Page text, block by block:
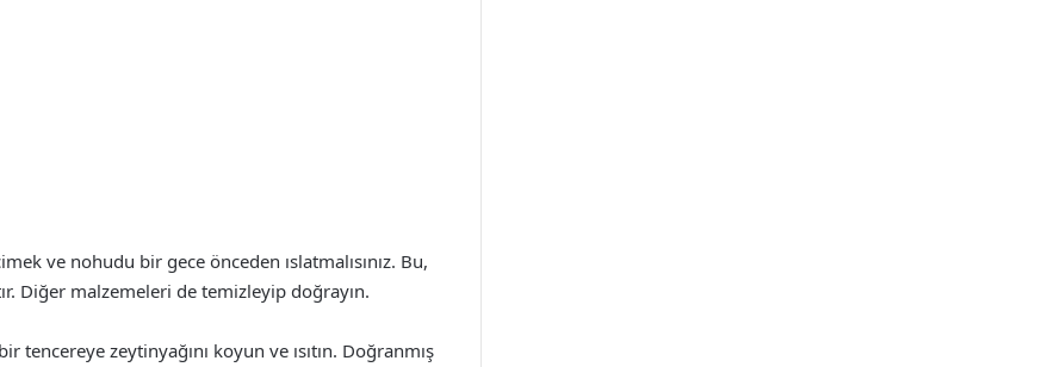
ve nohudu bir gece önceden ıslatmalısınız. Bu,
Diğer malzemeleri de temizleyip doğrayın.
zeytinyağını koyun ve ısıtın. Doğranmış